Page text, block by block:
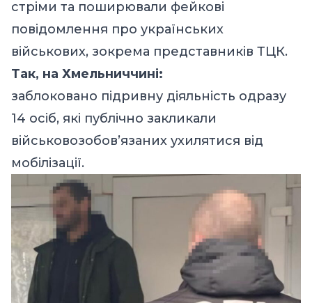
стріми та поширювали фейкові
повідомлення про українських
військових, зокрема представників ТЦК.
Так, на Хмельниччині:
заблоковано підривну діяльність одразу
14 осіб, які публічно закликали
військовозобов’язаних ухилятися від
мобілізації.